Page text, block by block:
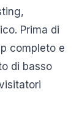
Prima di
completo e
di basso